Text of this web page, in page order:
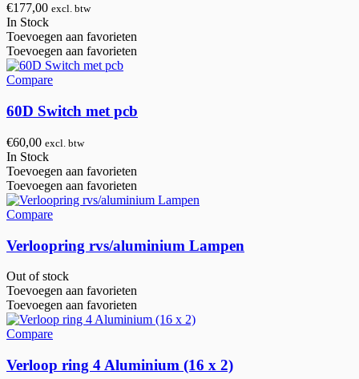
€177,00 excl. btw
In Stock
Toevoegen aan favorieten
Toevoegen aan favorieten
Compare
60D Switch met pcb
€60,00 excl. btw
In Stock
Toevoegen aan favorieten
Toevoegen aan favorieten
Compare
Verloopring rvs/aluminium Lampen
Out of stock
Toevoegen aan favorieten
Toevoegen aan favorieten
Compare
Verloop ring 4 Aluminium (16 x 2)